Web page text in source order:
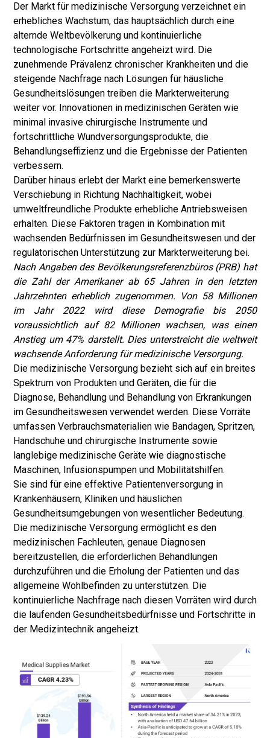
Der Markt für medizinische Versorgung verzeichnet ein
erhebliches Wachstum, das hauptsächlich durch eine
alternde Weltbevölkerung und kontinuierliche
technologische Fortschritte angeheizt wird. Die
zunehmende Prävalenz chronischer Krankheiten und die
steigende Nachfrage nach Lösungen für häusliche
Gesundheitslösungen treiben die Markterweiterung
weiter vor. Innovationen in medizinischen Geräten wie
minimal invasive chirurgische Instrumente und
fortschrittliche Wundversorgungsprodukte, die
Behandlungseffizienz und die Ergebnisse der Patienten
verbessern.
Darüber hinaus erlebt der Markt eine bemerkenswerte
Verschiebung in Richtung Nachhaltigkeit, wobei
umweltfreundliche Produkte erhebliche Antriebsweisen
erhalten. Diese Faktoren tragen in Kombination mit
wachsenden Bedürfnissen im Gesundheitswesen und der
regulatorischen Unterstützung zur Markterweiterung bei.
Nach Angaben des Bevölkerungsreferenzbüros (PRB) hat
die Zahl der Amerikaner ab 65 Jahren in den letzten
Jahrzehnten erheblich zugenommen. Von 58 Millionen
im Jahr 2022 wird diese Demografie bis 2050
voraussichtlich auf 82 Millionen wachsen, was einen
Anstieg um 47% darstellt. Dies unterstreicht die weltweit
wachsende Anforderung für medizinische Versorgung.
Die medizinische Versorgung bezieht sich auf ein breites
Spektrum von Produkten und Geräten, die für die
Diagnose, Behandlung und Behandlung von Erkrankungen
im Gesundheitswesen verwendet werden. Diese Vorräte
umfassen Verbrauchsmaterialien wie Bandagen, Spritzen,
Handschuhe und chirurgische Instrumente sowie
langlebige medizinische Geräte wie diagnostische
Maschinen, Infusionspumpen und Mobilitätshilfen.
Sie sind für eine effektive Patientenversorgung in
Krankenhäusern, Kliniken und häuslichen
Gesundheitsumgebungen von wesentlicher Bedeutung.
Die medizinische Versorgung ermöglicht es den
medizinischen Fachleuten, genaue Diagnosen
bereitzustellen, die erforderlichen Behandlungen
durchzuführen und die Erholung der Patienten und das
allgemeine Wohlbefinden zu unterstützen. Die
kontinuierliche Nachfrage nach diesen Vorräten wird durch
die laufenden Gesundheitsbedürfnisse und Fortschritte in
der Medizintechnik angeheizt.